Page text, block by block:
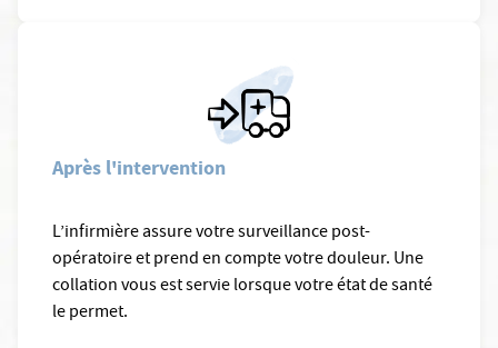
Après l'intervention
L’infirmière assure votre surveillance post-
opératoire et prend en compte votre douleur. Une
collation vous est servie lorsque votre état de santé
le permet.